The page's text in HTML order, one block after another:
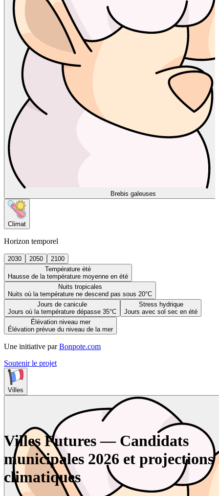
Brebis galeuses
Climat
Horizon temporel
2030 2050
2100
Température été
Hausse de la température moyenne en été
Nuits tropicales
Nuits où la température ne descend pas sous 20°C
Jours de canicule
Jours où la température dépasse 35°C
Stress hydrique
Jours avec sol sec en été
Élévation niveau mer
Élévation prévue du niveau de la mer
Une initiative par Bonpote.com
Soutenir le projet
Villes
Villes Futures — Candidats
municipales 2026 et projections
climatiques